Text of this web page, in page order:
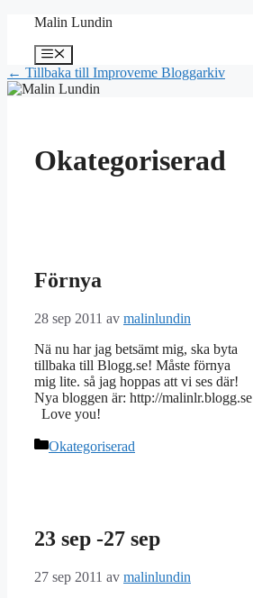
Hoppa
innehåll
Malin Lundin
Meny
← Tillbaka till Improveme Bloggarkiv
Okategoriserad
Förnya
28 sep 2011 av malinlundin
Nä nu har jag betsämt mig, ska byta
tillbaka till Blogg.se! Måste förnya
mig lite. så jag hoppas att vi ses där!
Nya bloggen är: http://malinlr.blogg.se
Love you!
Kategorier
Okategoriserad
23 sep -27 sep
27 sep 2011 av malinlundin